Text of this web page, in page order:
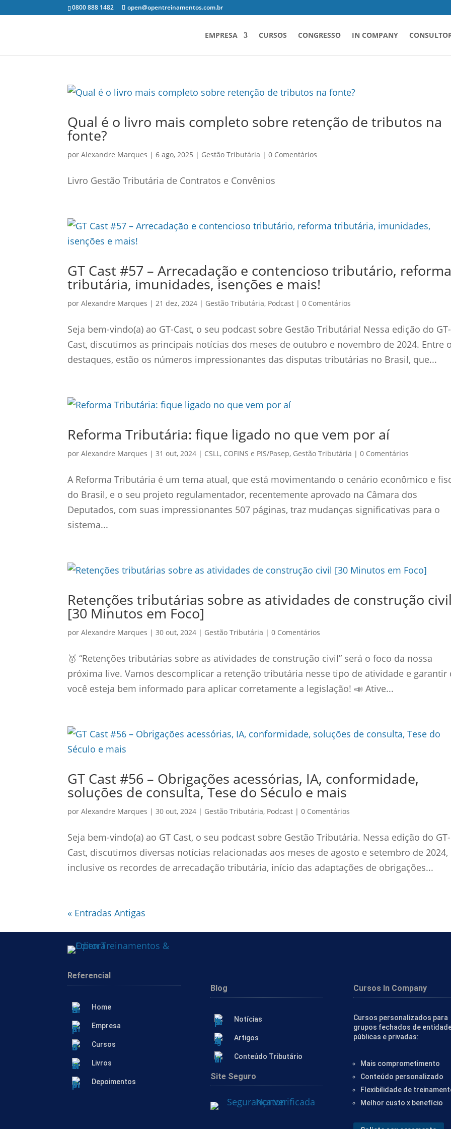
0800 888 1482 open@opentreinamentos.com.br
EMPRESA CURSOS CONGRESSO IN COMPANY
Qual é o livro mais completo sobre retenção de tributos na
fonte?
porAlexandre Marques |6 ago, 2025 | Gestão Tributária |0 Comentários
Livro Gestão Tributária de Contratos e Convênios
GT Cast #57 – Arrecadação e contencioso tributário, reforma
tributária, imunidades, isenções e mais!
porAlexandre Marques |21 dez, 2024 | Gestão Tributária, Podcast |0 Comentários
Seja bem-vindo(a) ao GT-Cast, o seu podcast sobre Gestão Tributária! Nessa edição do GT-
Cast, discutimos as principais notícias dos meses de outubro e novembro de 2024. Entre
destaques, estão os números impressionantes das disputas tributárias no Brasil, que...
Reforma Tributária: fique ligado no que vem por aí
porAlexandre Marques |31 out, 2024 | CSLL, COFINS e PIS/Pasep, Gestão Tributária |0 Comentários
A Reforma Tributária é um tema atual, que está movimentando o cenário econômico e
do Brasil, e o seu projeto regulamentador, recentemente aprovado na Câmara dos
Deputados, com suas impressionantes 507 páginas, traz mudanças significativas para o
sistema...
Retenções tributárias sobre as atividades de construção civil
[30 Minutos em Foco]
porAlexandre Marques |30 out, 2024 | Gestão Tributária |0 Comentários
🥇 “Retenções tributárias sobre as atividades de construção civil” será o foco da nossa
próxima live. Vamos descomplicar a retenção tributária nesse tipo de atividade e garantir
você esteja bem informado para aplicar corretamente a legislação! 📣 Ative...
GT Cast #56 – Obrigações acessórias, IA, conformidade,
soluções de consulta, Tese do Século e mais
porAlexandre Marques |30 out, 2024 | Gestão Tributária, Podcast |0 Comentários
Seja bem-vindo(a) ao GT Cast, o seu podcast sobre Gestão Tributária. Nessa edição do GT-
Cast, discutimos diversas notícias relacionadas aos meses de agosto e setembro de 2024,
inclusive os recordes de arrecadação tributária, início das adaptações de obrigações...
« Entradas Antigas
Referencial
Home
Empresa
Cursos
Livros
Depoimentos
Blog
Notícias
Artigos
Conteúdo Tributário
Site Seguro
Cursos In Company
Cursos personalizados para
grupos fechados de
públicas e privadas:
Mais comprometimento
Conteúdo personalizado
Flexibilidade de
Melhor custo x benefício